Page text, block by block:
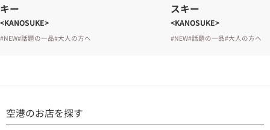
キー
<KANOSUKE>
#NEW#話題の一品#大人の方へ
スキー
<KANOSUKE>
#NEW#話題の一品#大人の方へ
空港のお店を探す